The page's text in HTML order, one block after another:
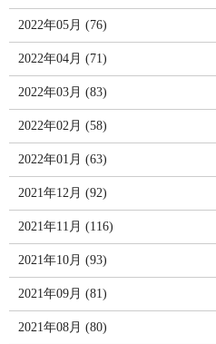
2022年05月 (76)
2022年04月 (71)
2022年03月 (83)
2022年02月 (58)
2022年01月 (63)
2021年12月 (92)
2021年11月 (116)
2021年10月 (93)
2021年09月 (81)
2021年08月 (80)